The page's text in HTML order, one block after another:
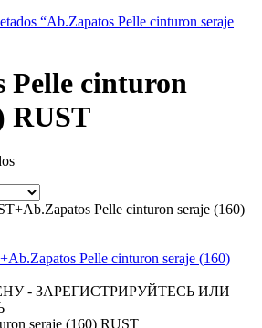
“Ab.Zapatos Pelle cinturon seraje
Pelle cinturon
RUST
Ordenado
los
últimos
Pelle cinturon seraje (160)
- ЗАРЕГИСТРИРУЙТЕСЬ ИЛИ